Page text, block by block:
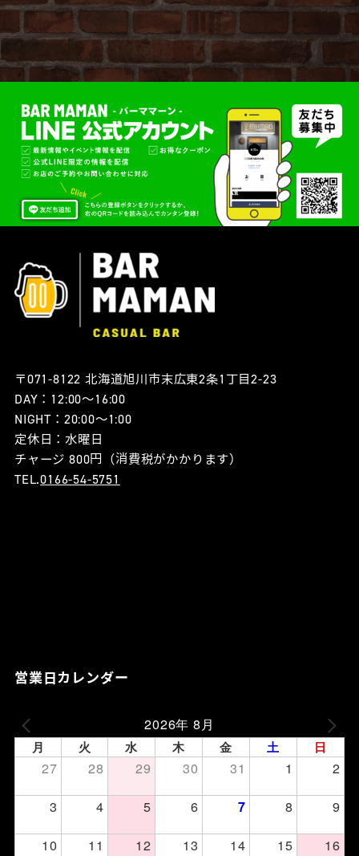
〒071-8122 北海道旭川市末広東2条1丁目2-23
DAY：12:00〜16:00
NIGHT：20:00〜1:00
定休日：水曜日
チャージ 800円（消費税がかかります）
TEL.0166-54-5751
営業日カレンダー
2026年 8月
月 火 水 木 金 土 日
27 28 29 30 31 1
2
3
4 5 6 7 8
9
10
11 12 13 14 15
16